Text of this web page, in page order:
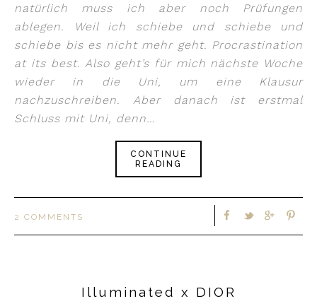
natürlich muss ich aber noch Prüfungen
ablegen. Weil ich schiebe und schiebe und
schiebe bis es nicht mehr geht. Procrastination
at its best. Also geht’s für mich nächste Woche
wieder in die Uni, um eine Klausur
nachzuschreiben. Aber danach ist erstmal
Schluss mit Uni, denn…
CONTINUE
READING
2 COMMENTS
Illuminated x DIOR